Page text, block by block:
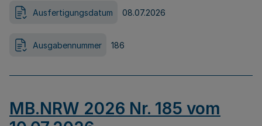
Ausfertigungsdatum 08.07.2026
Ausgabennummer 186
MB.NRW 2026 Nr. 185 vom